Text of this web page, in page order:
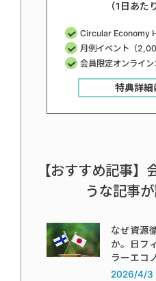
（1日あた
Circular Economy
月例イベント（
会員限定オンライ
特典詳細
【おすすめ記事】
うな記事が
なぜ資源
か。日フ
ラーエコ
2026/4/3